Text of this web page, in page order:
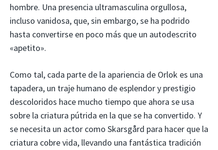
hombre. Una presencia ultramasculina orgullosa,
incluso vanidosa, que, sin embargo, se ha podrido
hasta convertirse en poco más que un autodescrito
«apetito».
Como tal, cada parte de la apariencia de Orlok es una
tapadera, un traje humano de esplendor y prestigio
descoloridos hace mucho tiempo que ahora se usa
sobre la criatura pútrida en la que se ha convertido. Y
se necesita un actor como Skarsgård para hacer que la
criatura cobre vida, llevando una fantástica tradición